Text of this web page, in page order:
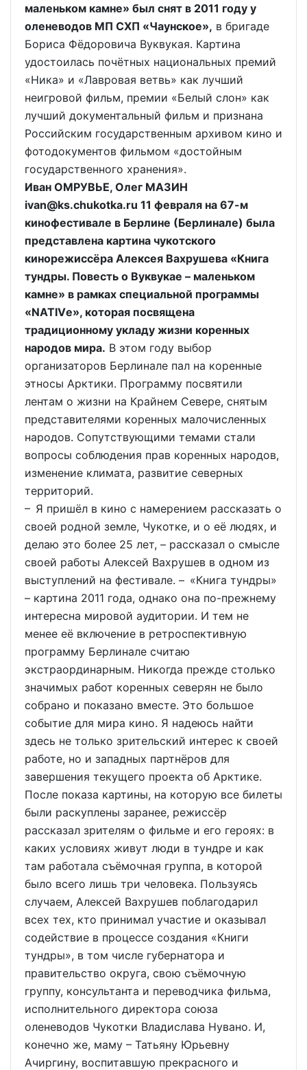
маленьком камне» был снят в 2011 году у
оленеводов МП СХП «Чаунское», в бригаде
Бориса Фёдоровича Вуквукая. Картина
удостоилась почётных национальных премий
«Ника» и «Лавровая ветвь» как лучший
неигровой фильм, премии «Белый слон» как
лучший документальный фильм и признана
Российским государственным архивом кино и
фотодокументов фильмом «достойным
государственного хранения».
Иван ОМРУВЬЕ, Олег МАЗИН
ivan@ks.chukotka.ru 11 февраля на 67-м
кинофестивале в Берлине (Берлинале) была
представлена картина чукотского
кинорежиссёра Алексея Вахрушева «Книга
тундры. Повесть о Вуквукае – маленьком
камне» в рамках специальной программы
«NATIVе», которая посвящена
традиционному укладу жизни коренных
народов мира. В этом году выбор
организаторов Берлинале пал на коренные
этносы Арктики. Программу посвятили
лентам о жизни на Крайнем Севере, снятым
представителями коренных малочисленных
народов. Сопутствующими темами стали
вопросы соблюдения прав коренных народов,
изменение климата, развитие северных
территорий.
– Я пришёл в кино с намерением рассказать о
своей родной земле, Чукотке, и о её людях, и
делаю это более 25 лет, – рассказал о смысле
своей работы Алексей Вахрушев в одном из
выступлений на фестивале. – «Книга тундры»
– картина 2011 года, однако она по-прежнему
интересна мировой аудитории. И тем не
менее её включение в ретроспективную
программу Берлинале считаю
экстраординарным. Никогда прежде столько
значимых работ коренных северян не было
собрано и показано вместе. Это большое
событие для мира кино. Я надеюсь найти
здесь не только зрительский интерес к своей
работе, но и западных партнёров для
завершения текущего проекта об Арктике.
После показа картины, на которую все билеты
были раскуплены заранее, режиссёр
рассказал зрителям о фильме и его героях: в
каких условиях живут люди в тундре и как
там работала съёмочная группа, в которой
было всего лишь три человека. Пользуясь
случаем, Алексей Вахрушев поблагодарил
всех тех, кто принимал участие и оказывал
содействие в процессе создания «Книги
тундры», в том числе губернатора и
правительство округа, свою съёмочную
группу, консультанта и переводчика фильма,
исполнительного директора союза
оленеводов Чукотки Владислава Нувано. И,
конечно же, маму – Татьяну Юрьевну
Ачиргину, воспитавшую прекрасного и